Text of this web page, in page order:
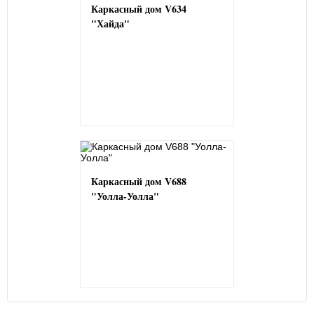
Каркасный дом V634
"Хайда"
Каркасный дом V688
"Уолла-Уолла"